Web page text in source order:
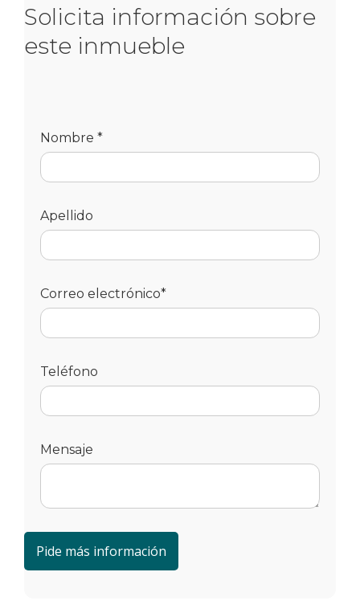
Solicita información sobre
este inmueble
Nombre *
Apellido
Correo electrónico*
Teléfono
Mensaje